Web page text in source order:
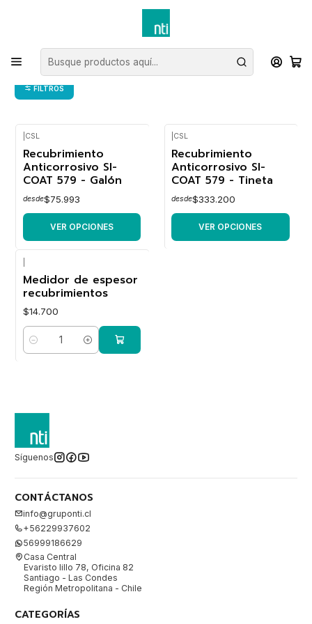
Anticorrosivo
FILTROS
CSL
Recubrimiento
Anticorrosivo SI-
COAT 579 - Galón
desde$75.993
VER OPCIONES
CSL
Recubrimiento
Anticorrosivo SI-
COAT 579 - Tineta
desde$333.200
VER OPCIONES
Medidor de espesor
recubrimientos
$14.700
Cantidad
Síguenos
CONTÁCTANOS
info@gruponti.cl
+56229937602
56999186629
Casa Central
Evaristo lillo 78, Oficina 82
Santiago - Las Condes
Región Metropolitana - Chile
CATEGORÍAS